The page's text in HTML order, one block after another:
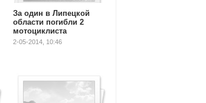
За один в Липецкой
области погибли 2
мотоциклиста
2-05-2014, 10:46